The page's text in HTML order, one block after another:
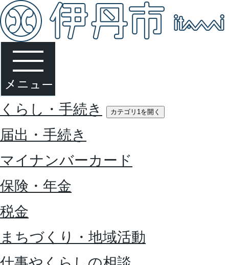
くらし・手続き カテゴリ1を開く
届出・手続き
マイナンバーカード
保険・年金
税金
まちづくり・地域活動